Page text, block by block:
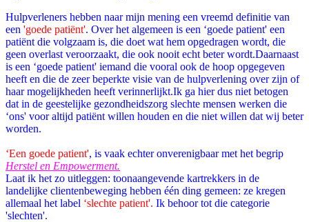
Hulpverleners hebben naar mijn mening een vreemd definitie van
een 'goede patiënt'. Over het algemeen is een ‘goede patient' een
patiënt die volgzaam is, die doet wat hem opgedragen wordt, die
geen overlast veroorzaakt, die ook nooit echt beter wordt.Daarnaast
is een ‘goede patient' iemand die vooral ook de hoop opgegeven
heeft en die de zeer beperkte visie van de hulpverlening over zijn of
haar mogelijkheden heeft verinnerlijkt.Ik ga hier dus niet betogen
dat in de geestelijke gezondheidszorg slechte mensen werken die
‘ons' voor altijd patiënt willen houden en die niet willen dat wij beter
worden.
‘Een goede patient', is vaak echter onverenigbaar met het begrip
Herstel en Empowerment.
Laat ik het zo uitleggen: toonaangevende kartrekkers in de
landelijke clientenbeweging hebben één ding gemeen: ze kregen
allemaal het label ‘slechte patient'. Ik behoor tot die categorie
'slechten'.